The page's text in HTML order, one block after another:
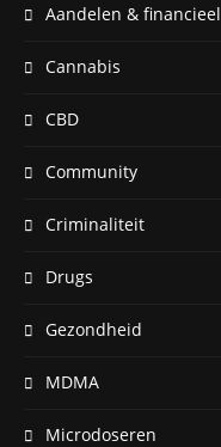
Aandelen & financieel
Cannabis
CBD
Community
Criminaliteit
Drugs
Gezondheid
MDMA
Microdoseren